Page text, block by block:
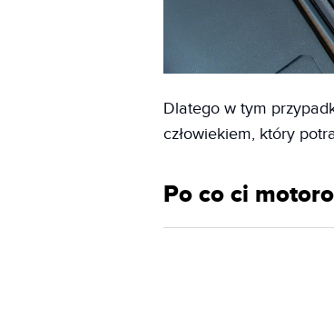
Dlatego w tym
człowiekiem, który
Po co ci